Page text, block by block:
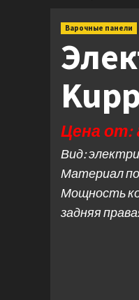
Варочные панели
Цена от:
Вид:
Материал
Мощность
задняя